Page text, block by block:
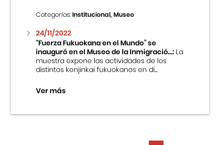
Categorías:Institucional, Museo
24/11/2022
“Fuerza Fukuokana en el Mundo” se
inauguró en el Museo de la Inmigració...:La
muestra expone las actividades de los
distintos kenjinkai fukuokanos en di...
Ver más